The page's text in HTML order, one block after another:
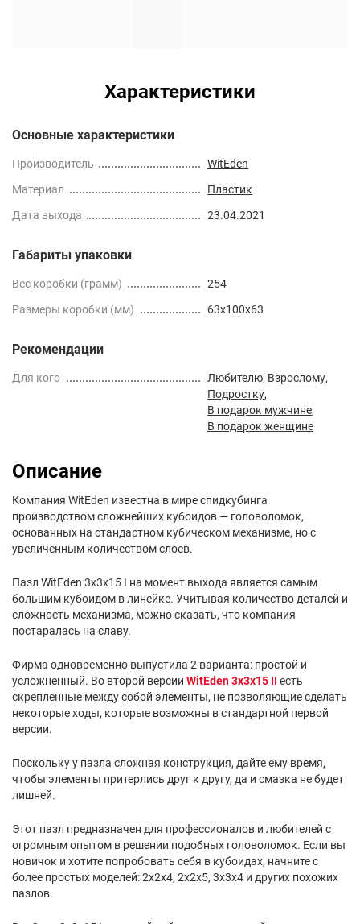
Характеристики
Основные характеристики
Производитель
WitEden
Материал
Пластик
Дата выхода
23.04.2021
Габариты упаковки
Вес коробки (грамм)
254
Размеры коробки (мм)
63x100x63
Рекомендации
Для кого Любителю, Взрослому,
Подростку,
В подарок мужчине,
В подарок женщине
Описание
Компания WitEden известна в мире спидкубинга
производством сложнейших кубоидов — головоломок,
основанных на стандартном кубическом механизме, но с
увеличенным количеством слоев.
Пазл WitEden 3x3x15 I на момент выхода является самым
большим кубоидом в линейке. Учитывая количество деталей и
сложность механизма, можно сказать, что компания
постаралась на славу.
Фирма одновременно выпустила 2 варианта: простой и
усложненный. Во второй версии WitEden 3x3x15 II есть
скрепленные между собой элементы, не позволяющие сделать
некоторые ходы, которые возможны в стандартной первой
версии.
Поскольку у пазла сложная конструкция, дайте ему время,
чтобы элементы притерлись друг к другу, да и смазка не будет
лишней.
Этот пазл предназначен для профессионалов и любителей с
огромным опытом в решении подобных головоломок. Если вы
новичок и хотите попробовать себя в кубоидах, начните с
более простых моделей: 2х2х4, 2х2х5, 3х3х4 и других похожих
пазлов.